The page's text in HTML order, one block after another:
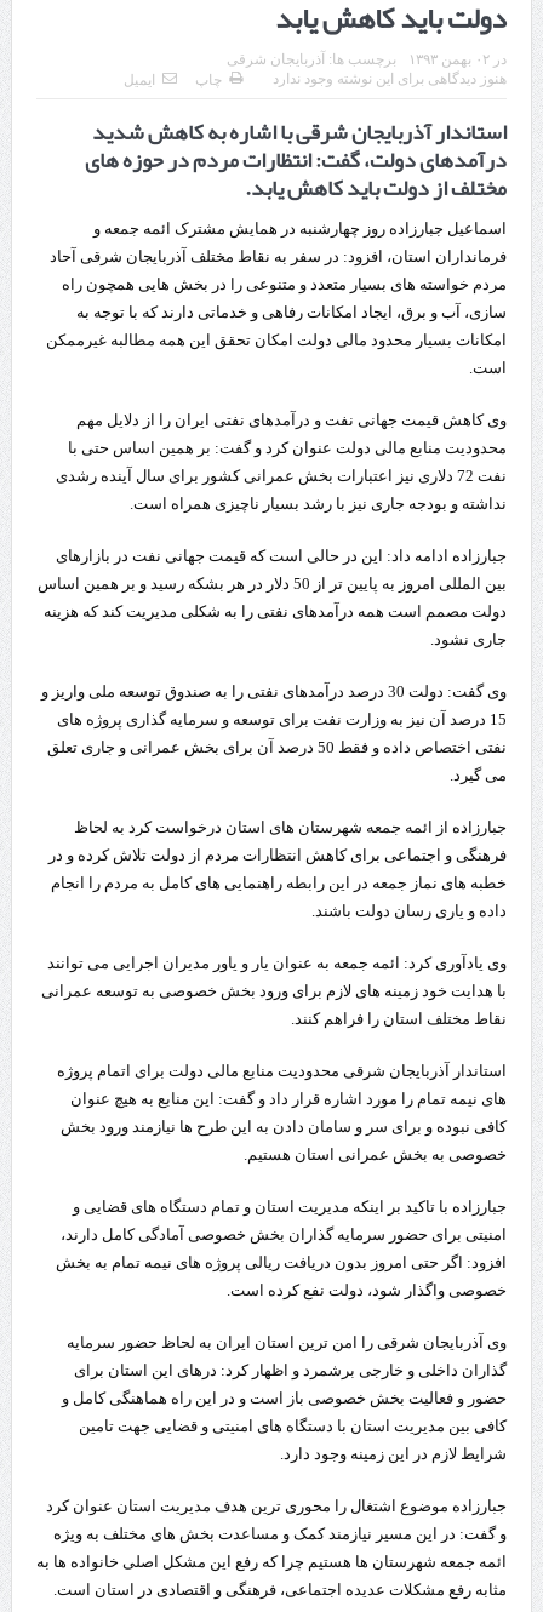
قدردانی وزیر میراث فرهنگی، گردشگری و صنایع دستی از استاندار اردبیل
استاندار اردبیل در دیدار دبیر شورای‌عالی مناطق آزاد و ویژه اقتصادی:
راه‌اندازی کامل منطقه آزاد اردبیل-بیله‌سوار و منطقه ویژه اقتصادی نمین تسریع
شود
در دیدار استاندار اردبیل و مدیرعامل بانک سینا محقق شد؛
تخصیص ۳۰۰میلیارد تومان برای تکمیل بزرگراه اردبیل-سرچم
کشف ۱۱ قبضه سلاح کلت کمری توسط مرزبانان هنگ مرزی ارومیه
رئیس سازمان راهداری:
مرز چیلات دهلران می‌تواند مکمل مرز بین‌المللی مهران شود
روایت روزنامه اتریشی از بحران در مرز مغرب و اسپانیا
تردد زائران اربعین در مرزهای خوزستان از مرز یک میلیون و ۴۲۸ هزار نفر
گذشت
دولت باید کاهش یابد
در ۰۲ بهمن ۱۳۹۳ برچسب ها: آذربایجان شرقی
هنوز دیدگاهی برای این نوشته وجود ندارد
چاپ ایمیل
استاندار آذربایجان شرقی با اشاره به کاهش شدید
درآمدهای دولت، گفت: انتظارات مردم در حوزه های
مختلف از دولت باید کاهش یابد.
اسماعیل جبارزاده روز چهارشنبه در همایش مشترک ائمه جمعه و
فرمانداران استان، افزود: در سفر به نقاط مختلف آذربایجان شرقی آحاد
مردم خواسته های بسیار متعدد و متنوعی را در بخش هایی همچون راه
سازی، آب و برق، ایجاد امکانات رفاهی و خدماتی دارند که با توجه به
امکانات بسیار محدود مالی دولت امکان تحقق این همه مطالبه غیرممکن
است.
وی کاهش قیمت جهانی نفت و درآمدهای نفتی ایران را از دلایل مهم
محدودیت منابع مالی دولت عنوان کرد و گفت: بر همین اساس حتی با
نفت 72 دلاری نیز اعتبارات بخش عمرانی کشور برای سال آینده رشدی
نداشته و بودجه جاری نیز با رشد بسیار ناچیزی همراه است.
جبارزاده ادامه داد: این در حالی است که قیمت جهانی نفت در بازارهای
بین المللی امروز به پایین تر از 50 دلار در هر بشکه رسید و بر همین اساس
دولت مصمم است همه درآمدهای نفتی را به شکلی مدیریت کند که هزینه
جاری نشود.
وی گفت: دولت 30 درصد درآمدهای نفتی را به صندوق توسعه ملی واریز و
15 درصد آن نیز به وزارت نفت برای توسعه و سرمایه گذاری پروژه های
نفتی اختصاص داده و فقط 50 درصد آن برای بخش عمرانی و جاری تعلق
می گیرد.
جبارزاده از ائمه جمعه شهرستان های استان درخواست کرد به لحاظ
فرهنگی و اجتماعی برای کاهش انتظارات مردم از دولت تلاش کرده و در
خطبه های نماز جمعه در این رابطه راهنمایی های کامل به مردم را انجام
داده و یاری رسان دولت باشند.
وی یادآوری کرد: ائمه جمعه به عنوان یار و یاور مدیران اجرایی می توانند
با هدایت خود زمینه های لازم برای ورود بخش خصوصی به توسعه عمرانی
نقاط مختلف استان را فراهم کنند.
استاندار آذربایجان شرقی محدودیت منابع مالی دولت برای اتمام پروژه
های نیمه تمام را مورد اشاره قرار داد و گفت: این منابع به هیچ عنوان
کافی نبوده و برای سر و سامان دادن به این طرح ها نیازمند ورود بخش
خصوصی به بخش عمرانی استان هستیم.
جبارزاده با تاکید بر اینکه مدیریت استان و تمام دستگاه های قضایی و
امنیتی برای حضور سرمایه گذاران بخش خصوصی آمادگی کامل دارند،
افزود: اگر حتی امروز بدون دریافت ریالی پروژه های نیمه تمام به بخش
خصوصی واگذار شود، دولت نفع کرده است.
وی آذربایجان شرقی را امن ترین استان ایران به لحاظ حضور سرمایه
گذاران داخلی و خارجی برشمرد و اظهار کرد: درهای این استان برای
حضور و فعالیت بخش خصوصی باز است و در این راه هماهنگی کامل و
کافی بین مدیریت استان با دستگاه های امنیتی و قضایی جهت تامین
شرایط لازم در این زمینه وجود دارد.
جبارزاده موضوع اشتغال را محوری ترین هدف مدیریت استان عنوان کرد
و گفت: در این مسیر نیازمند کمک و مساعدت بخش های مختلف به ویژه
ائمه جمعه شهرستان ها هستیم چرا که رفع این مشکل اصلی خانواده ها به
مثابه رفع مشکلات عدیده اجتماعی، فرهنگی و اقتصادی در استان است.